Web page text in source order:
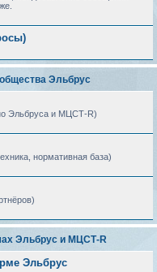
Эльбрус
Эльбруса и МЦСТ-R)
нормативная база)
Эльбрус и МЦСТ-R
Эльбрус